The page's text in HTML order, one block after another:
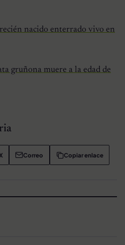
nacido enterrado vivo en
gruñona muere a la edad de
Correo Copiar enlace